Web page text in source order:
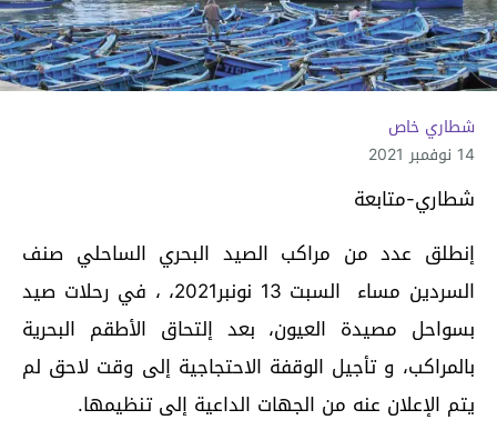
شطاري خاص
14 نوفمبر 2021
شطاري-متابعة
إنطلق عدد من مراكب الصيد البحري الساحلي صنف
السردين مساء السبت 13 نونبر2021، ، في رحلات صيد
بسواحل مصيدة العيون، بعد إلتحاق الأطقم البحرية
بالمراكب، و تأجيل الوقفة الاحتجاجية إلى وقت لاحق لم
يتم الإعلان عنه من الجهات الداعية إلى تنظيمها.